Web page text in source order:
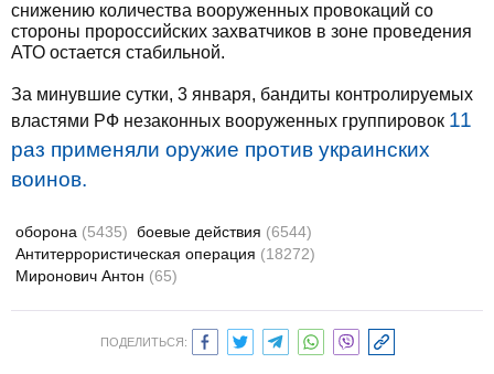
снижению количества вооруженных провокаций со
стороны пророссийских захватчиков в зоне проведения
АТО остается стабильной.
За минувшие сутки, 3 января, бандиты контролируемых
властями РФ незаконных вооруженных группировок 11
раз применяли оружие против украинских
воинов.
оборона (5435) боевые действия (6544)
Антитеррористическая операция (18272)
Миронович Антон (65)
ПОДЕЛИТЬСЯ: